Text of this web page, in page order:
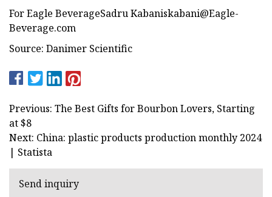
For Eagle BeverageSadruKabaniskabani@Eagle-
Beverage.com
Source: Danimer Scientific
Previous: The Best Gifts for Bourbon Lovers, Starting
at $8
Next: China: plastic products production monthly 2024
| Statista
Send inquiry